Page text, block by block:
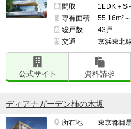
間取
1LDK＋S
専有面積
55.16m²
総戸数
43戸
交通
京浜東北
公式サイト 資料請求
ディアナガーデン柿の木坂
所在地
東京都目